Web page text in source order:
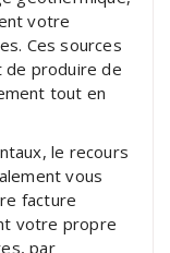
votre
Ces sources
de produire de
tout en
le recours
vous
facture
votre propre
par